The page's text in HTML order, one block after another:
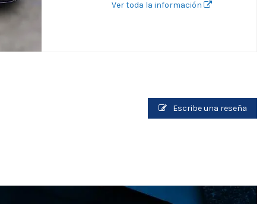
Ver toda la información
Escribe una reseña